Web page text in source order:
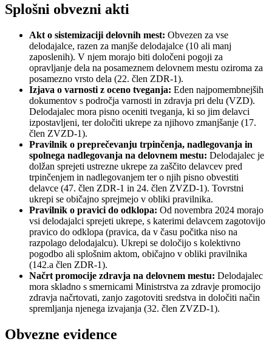
Splošni obvezni akti
Akt o sistemizaciji delovnih mest: Obvezen za vse
delodajalce, razen za manjše delodajalce (10 ali manj
zaposlenih). V njem morajo biti določeni pogoji za
opravljanje dela na posameznem delovnem mestu oziroma za
posamezno vrsto dela (22. člen ZDR-1).
Izjava o varnosti z oceno tveganja: Eden najpomembnejših
dokumentov s področja varnosti in zdravja pri delu (VZD).
Delodajalec mora pisno oceniti tveganja, ki so jim delavci
izpostavljeni, ter določiti ukrepe za njihovo zmanjšanje (17.
člen ZVZD-1).
Pravilnik o preprečevanju trpinčenja, nadlegovanja in
spolnega nadlegovanja na delovnem mestu: Delodajalec je
dolžan sprejeti ustrezne ukrepe za zaščito delavcev pred
trpinčenjem in nadlegovanjem ter o njih pisno obvestiti
delavce (47. člen ZDR-1 in 24. člen ZVZD-1). Tovrstni
ukrepi se običajno sprejmejo v obliki pravilnika.
Pravilnik o pravici do odklopa: Od novembra 2024 morajo
vsi delodajalci sprejeti ukrepe, s katerimi delavcem zagotovijo
pravico do odklopa (pravica, da v času počitka niso na
razpolago delodajalcu). Ukrepi se določijo s kolektivno
pogodbo ali splošnim aktom, običajno v obliki pravilnika
(142.a člen ZDR-1).
Načrt promocije zdravja na delovnem mestu: Delodajalec
mora skladno s smernicami Ministrstva za zdravje promocijo
zdravja načrtovati, zanjo zagotoviti sredstva in določiti način
spremljanja njenega izvajanja (32. člen ZVZD-1).
Obvezne evidence